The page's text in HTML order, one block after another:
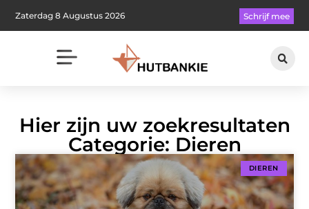
Zaterdag 8 Augustus 2026 Schrijf mee
Hier zijn uw zoekresultaten
Categorie: Dieren
DIEREN